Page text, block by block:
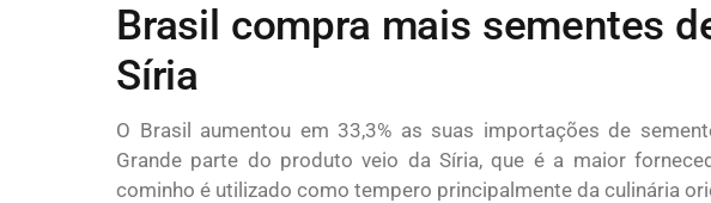
Brasil compra mais sementes
Síria
O Brasil aumentou em 33,3% as suas importações de
Grande parte do produto veio da Síria, que é a maior
cominho é utilizado como tempero principalmente da culinária